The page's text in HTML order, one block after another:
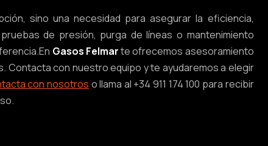
sino una necesidad para asegurar la eficiencia,
de presión, purga de líneas o mantenimiento
En Gasos Felmarte ofrecemos asesoramiento
con nuestro equipo y te ayudaremos a elegir
con nosotros o llama al +34 911 174 100 para recibir